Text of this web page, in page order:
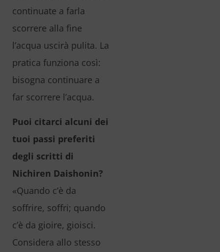
continuate a farla
scorrere alla fine
l’acqua uscirà pulita. La
pratica funziona così:
bisogna continuare a
far scorrere l’acqua.
Puoi citarci alcuni dei
tuoi passi preferiti
degli scritti di
Nichiren Daishonin?
«Quando c’è da
soffrire, soffri; quando
c’è da gioire, gioisci.
Considera allo stesso